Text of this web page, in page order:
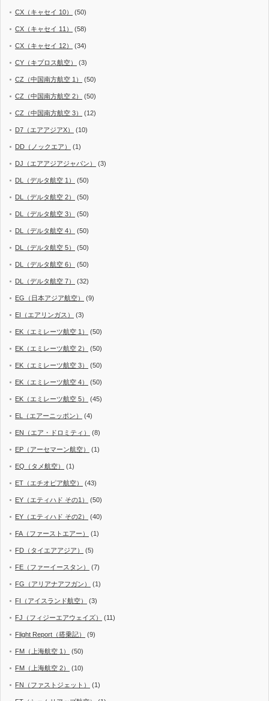
CX（キャセイ 10） (50)
CX（キャセイ 11） (58)
CX（キャセイ 12） (34)
CY（キプロス航空） (3)
CZ（中国南方航空 1） (50)
CZ（中国南方航空 2） (50)
CZ（中国南方航空 3） (12)
D7（エアアジアX） (10)
DD（ノックエア） (1)
DJ（エアアジアジャパン） (3)
DL（デルタ航空 1） (50)
DL（デルタ航空 2） (50)
DL（デルタ航空 3） (50)
DL（デルタ航空 4） (50)
DL（デルタ航空 5） (50)
DL（デルタ航空 6） (50)
DL（デルタ航空 7） (32)
EG（日本アジア航空） (9)
EI（エアリンガス） (3)
EK（エミレーツ航空 1） (50)
EK（エミレーツ航空 2） (50)
EK（エミレーツ航空 3） (50)
EK（エミレーツ航空 4） (50)
EK（エミレーツ航空 5） (45)
EL（エアーニッポン） (4)
EN（エア・ドロミティ） (8)
EP（アーセマーン航空） (1)
EQ（タメ航空） (1)
ET（エチオピア航空） (43)
EY（エティハド その1） (50)
EY（エティハド その2） (40)
FA（ファーストエアー） (1)
FD（タイエアアジア） (5)
FE（ファーイースタン） (7)
FG（アリアナアフガン） (1)
FI（アイスランド航空） (3)
FJ（フィジーエアウェイズ） (11)
Flight Report（搭乗記） (9)
FM（上海航空 1） (50)
FM（上海航空 2） (10)
FN（ファストジェット） (1)